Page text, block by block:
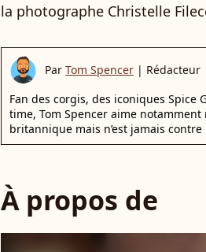
la photographe Christelle
Par Tom Spencer | Rédacteur
Fan des corgis, des iconiques Spice
time, Tom Spencer aime
britannique mais n’est jamais
À propos de